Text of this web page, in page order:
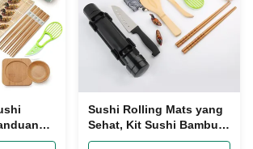
Sushi Rolling Mats yang
Sehat, Kit Sushi Bambu
Buatan Tangan Masakan